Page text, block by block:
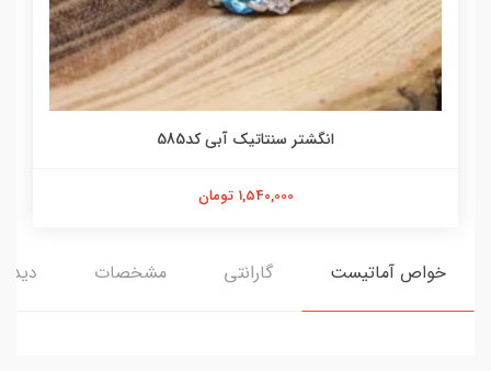
انگشتر سنتاتیک آبی کد585
1,540,000 تومان
خواص آماتیست گارانتی مشخصات